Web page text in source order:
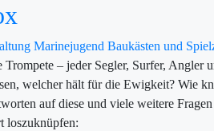
Marinejugend Baukästen und
Trompete – jeder Segler, Surfer,
welcher hält für die Ewigkeit? Wie
auf diese und viele weitere
loszuknüpfen: